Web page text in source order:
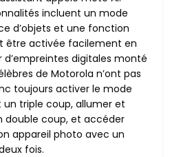
incluent un mode
d’objets et une fonction
être activée facilement en
d’empreintes digitales monté
de Motorola n’ont pas
toujours activer le mode
triple coup, allumer et
double coup, et accéder
appareil photo avec un
fois.